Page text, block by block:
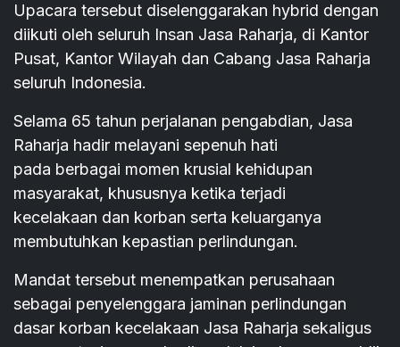
Upacara tersebut diselenggarakan hybrid dengan
diikuti oleh seluruh Insan Jasa Raharja, di Kantor
Pusat, Kantor Wilayah dan Cabang Jasa Raharja
seluruh Indonesia.
Selama 65 tahun perjalanan pengabdian, Jasa
Raharja hadir melayani sepenuh hati
pada berbagai momen krusial kehidupan
masyarakat, khususnya ketika terjadi
kecelakaan dan korban serta keluarganya
membutuhkan kepastian perlindungan.
Mandat tersebut menempatkan perusahaan
sebagai penyelenggara jaminan perlindungan
dasar korban kecelakaan Jasa Raharja sekaligus